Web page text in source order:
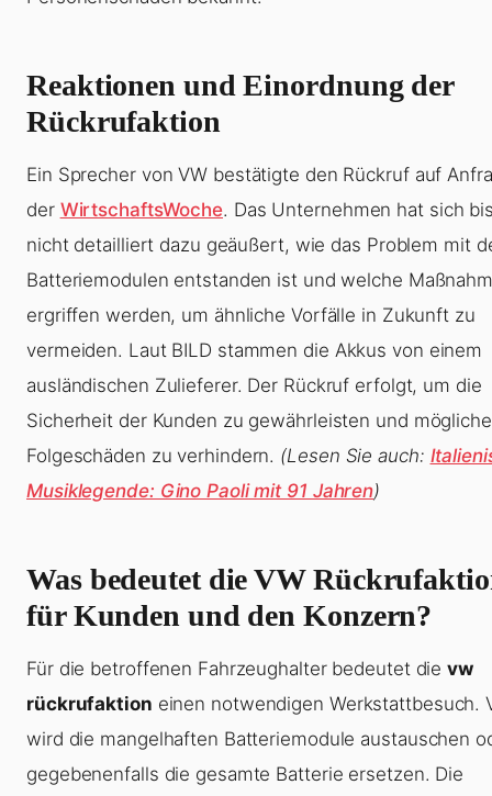
Reaktionen und Einordnung der
Rückrufaktion
Ein Sprecher von VW bestätigte den Rückruf auf
der WirtschaftsWoche. Das Unternehmen hat sich
nicht detailliert dazu geäußert, wie das Problem mit
Batteriemodulen entstanden ist und welche
ergriffen werden, um ähnliche Vorfälle in Zukunft zu
vermeiden. Laut BILD stammen die Akkus von einem
ausländischen Zulieferer. Der Rückruf erfolgt, um die
Sicherheit der Kunden zu gewährleisten und mögliche
Folgeschäden zu verhindern. (Lesen Sie auch:
Musiklegende: Gino Paoli mit 91 Jahren)
Was bedeutet die VW
für Kunden und den Konzern?
Für die betroffenen Fahrzeughalter bedeutet dievw
rückrufaktion einen notwendigen Werkstattbesuch.
wird die mangelhaften Batteriemodule austauschen
gegebenenfalls die gesamte Batterie ersetzen. Die